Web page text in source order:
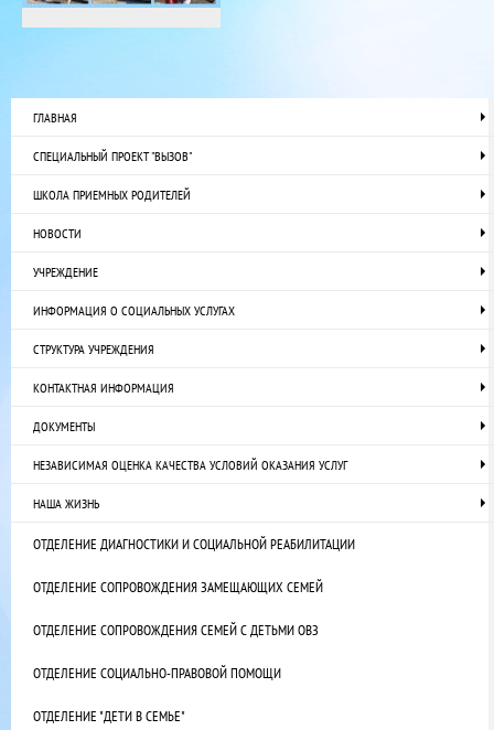
ГЛАВНАЯ
СПЕЦИАЛЬНЫЙ ПРОЕКТ "ВЫЗОВ"
ШКОЛА ПРИЕМНЫХ РОДИТЕЛЕЙ
НОВОСТИ
УЧРЕЖДЕНИЕ
ИНФОРМАЦИЯ О СОЦИАЛЬНЫХ УСЛУГАХ
СТРУКТУРА УЧРЕЖДЕНИЯ
КОНТАКТНАЯ ИНФОРМАЦИЯ
ДОКУМЕНТЫ
НЕЗАВИСИМАЯ ОЦЕНКА КАЧЕСТВА УСЛОВИЙ ОКАЗАНИЯ УСЛУГ
НАША ЖИЗНЬ
ОТДЕЛЕНИЕ ДИАГНОСТИКИ И СОЦИАЛЬНОЙ РЕАБИЛИТАЦИИ
ОТДЕЛЕНИЕ СОПРОВОЖДЕНИЯ ЗАМЕЩАЮЩИХ СЕМЕЙ
ОТДЕЛЕНИЕ СОПРОВОЖДЕНИЯ СЕМЕЙ С ДЕТЬМИ ОВЗ
ОТДЕЛЕНИЕ СОЦИАЛЬНО-ПРАВОВОЙ ПОМОЩИ
ОТДЕЛЕНИЕ "ДЕТИ В СЕМЬЕ"